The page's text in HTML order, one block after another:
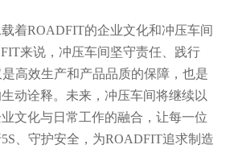
着ROADFIT的企业文化和冲压车间
来说，冲压车间坚守责任、践行
高效生产和产品品质的保障，也是
动诠释。未来，冲压车间将继续以
文化与日常工作的融合，让每一位
、守护安全，为ROADFIT追求制造